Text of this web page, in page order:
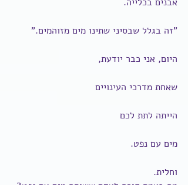
"זה בגלל שבסיני שתינו מים מזוהמים."
היום, אני כבר יודעת,
שאחת מדרכי העינויים
הייתה לתת לכם
מים עם נפט.
וחלית.